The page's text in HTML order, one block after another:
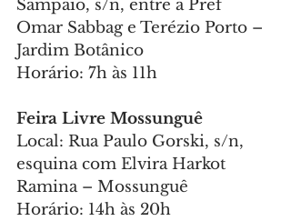
Sampaio, s/n, entre a Pref
Omar Sabbag e Terézio Porto –
Jardim Botânico
Horário: 7h às 11h
Feira Livre Mossunguê
Local: Rua Paulo Gorski, s/n,
esquina com Elvira Harkot
Ramina – Mossunguê
Horário: 14h às 20h